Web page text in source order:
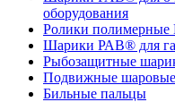
оборудования
Ролики
Шарики РАВ® для
Рыбозащитные
Подвижные
Бильные пальцы